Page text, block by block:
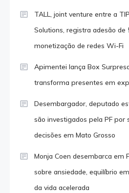
TALL, joint venture entre a
Solutions, registra adesão de
monetização de redes Wi-Fi
Apimentei lança Box
transforma presentes em
Desembargador, deputado
são investigados pela PF por
decisões em Mato Grosso
Monja Coen desembarca em
sobre ansiedade, equilíbrio
da vida acelerada